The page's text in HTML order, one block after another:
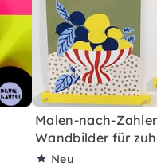
Malen-nach-
Wandbilder für
Neu